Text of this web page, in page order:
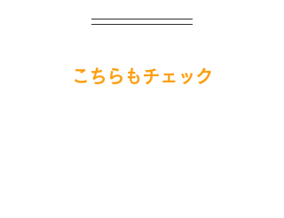
こちらもチェック